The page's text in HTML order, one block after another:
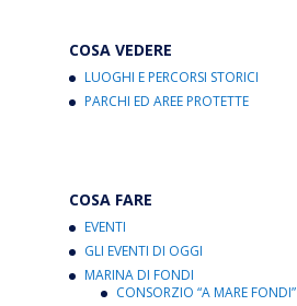
COSA VEDERE
LUOGHI E PERCORSI STORICI
PARCHI ED AREE PROTETTE
COSA FARE
EVENTI
GLI EVENTI DI OGGI
MARINA DI FONDI
CONSORZIO “A MARE FONDI”